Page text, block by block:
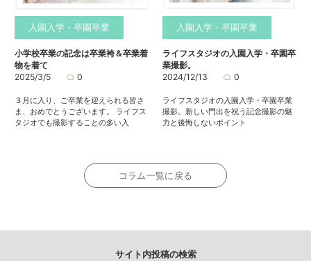
入園入学・卒園卒業
小学校卒業の記念は卒業袴＆卒業着
物を着て
2025/3/5
0
３月に入り、ご卒業を迎えられる皆さ
ま、おめでとうございます。 ライフス
タジオでも撮影することの多い入
入園入学・卒園卒業
ライフスタジオの入園入学・卒園卒
業撮影。
2024/12/13
0
ライフスタジオの入園入学・卒園卒業
撮影。新しい門出を祝う記念撮影の魅
力と後悔しないポイント
コラム一覧に戻る
サイト内投稿の検索